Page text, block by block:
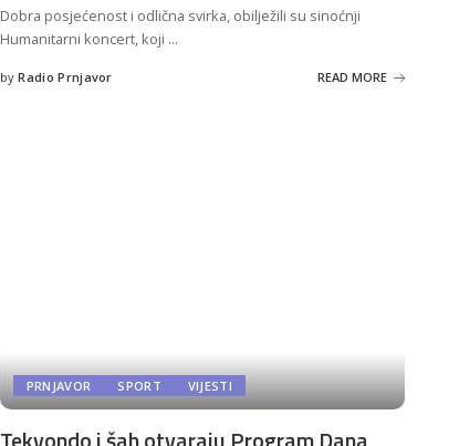
Dobra posjećenost i odlična svirka, obilježili su sinoćnji
Humanitarni koncert, koji ...
Posted
by Radio Prnjavor READ MORE
PRNJAVOR SPORT VIJESTI